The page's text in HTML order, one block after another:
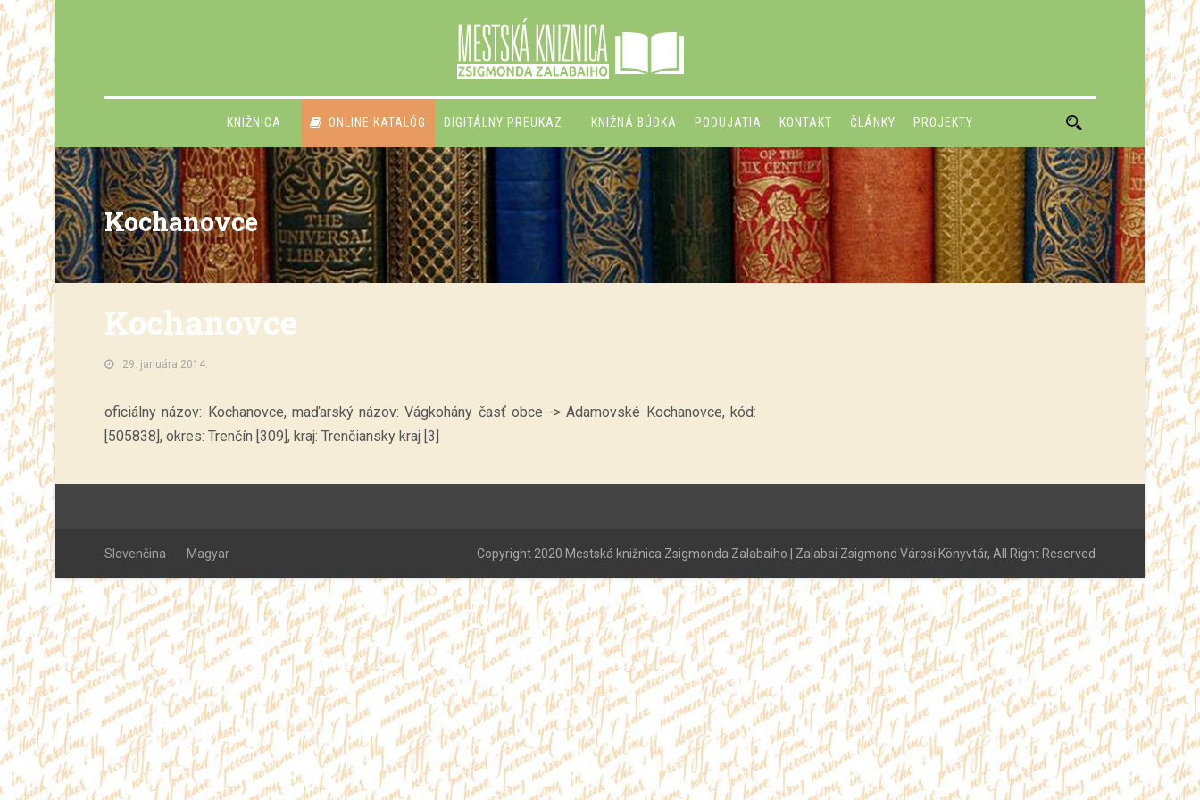
KNIŽNICA ONLINE KATALÓG DIGITÁLNY PREUKAZ KNIŽNÁ BÚDKA PODUJATIA KONTAKT ČLÁNKY PROJEKTY
Kochanovce
Kochanovce
29. januára 2014.
oficiálny názov: Kochanovce, maďarský názov: Vágkohány časť obce -> Adamovské Kochanovce, kód:
[505838], okres: Trenčín [309], kraj: Trenčiansky kraj [3]
Slovenčina Magyar Copyright 2020 Mestská knižnica Zsigmonda Zalabaiho | Zalabai Zsigmond Városi Könyvtár, All Right Reserved